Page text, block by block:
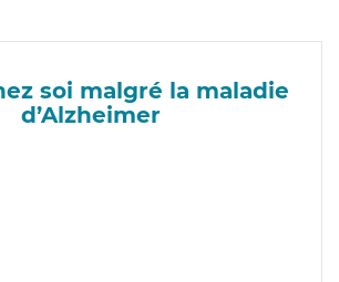
soi malgré la maladie
d’Alzheimer